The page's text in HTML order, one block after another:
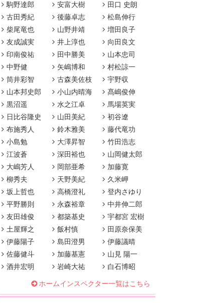
駒野達郎
安富大樹
田口 史朗
古田秀紀
後藤卓志
松島伸行
柴尾竜也
山野井靖
増田良子
友成誠実
井上淳也
向田良文
印南俊祐
田中勝美
山本忠司
中野健
矢嶋博和
村松諒一
筒井彩智
古森美佐枝
宇野収
山本邦史郎
小山内晴海
髙嶋俊伸
黒沼遥
水之江卓
馬場英実
日比谷隆史
山田美紀
初谷遼
布施秀人
鈴木雅美
藤代竜功
小島勉
大澤昇智
竹田浩志
江波蒼
深田裕也
山岡健太郎
大嶋芳人
岡部亜希
加藤寛
柳秀夫
天野美紀
久米岬
坂上哲也
高橋澄礼
登内さゆり
平野勝則
永森裕章
中井伸二郎
友田雄俊
都築基史
宇都宮 宏樹
土屋輝之
飯村慎
田原奈保美
伊藤陽子
島田澄男
伊藤議晴
佐藤健斗
加藤基憲
山見 陽一
酒井宏明
岩崎大祐 白石博昭
ホームインスペクター一覧はこちら